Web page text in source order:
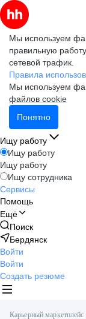
Мы используем
правильную
сетевой трафик.
Правила
Мы используем
файлов cookie
Понятно
Ищу работу
Ищу работу
Ищу работу
Ищу сотрудника
Сервисы
Помощь
Ещё
Поиск
Бердянск
Войти
Войти
Создать резюме
Карьерный маркетплейс